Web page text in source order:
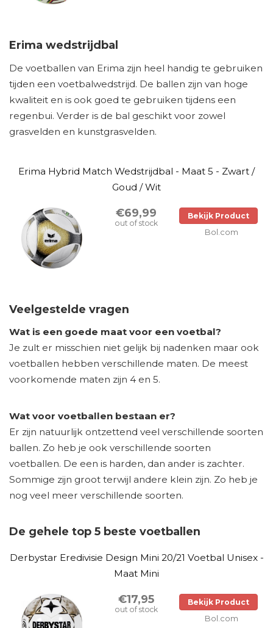
Erima wedstrijdbal
De voetballen van Erima zijn heel handig te gebruiken
tijden een voetbalwedstrijd. De ballen zijn van hoge
kwaliteit en is ook goed te gebruiken tijdens een
regenbui. Verder is de bal geschikt voor zowel
grasvelden en kunstgrasvelden.
Erima Hybrid Match Wedstrijdbal - Maat 5 - Zwart /
Goud / Wit
€69,99
out of stock
Bekijk Product
Bol.com
Veelgestelde vragen
Wat is een goede maat voor een voetbal?
Je zult er misschien niet gelijk bij nadenken maar ook
voetballen hebben verschillende maten. De meest
voorkomende maten zijn 4 en 5.
Wat voor voetballen bestaan er?
Er zijn natuurlijk ontzettend veel verschillende soorten
ballen. Zo heb je ook verschillende soorten
voetballen. De een is harden, dan ander is zachter.
Sommige zijn groot terwijl andere klein zijn. Zo heb je
nog veel meer verschillende soorten.
De gehele top 5 beste voetballen
Derbystar Eredivisie Design Mini 20/21 Voetbal Unisex -
Maat Mini
€17,95
out of stock
Bekijk Product
Bol.com